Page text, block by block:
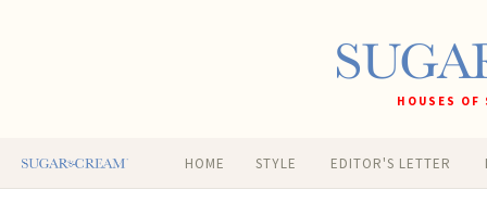
HOUSES
HOME STYLE EDITOR'S LETTER